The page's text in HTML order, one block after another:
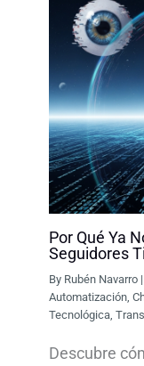
Por Qué Ya
Seguidores
By Rubén Navarro
Automatización,
Tecnológica,
Descubre